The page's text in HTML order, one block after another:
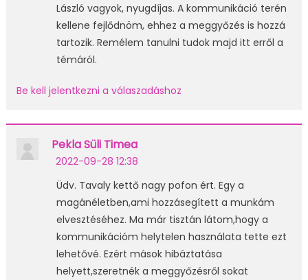
László vagyok, nyugdíjas. A kommunikáció terén
kellene fejlődnöm, ehhez a meggyőzés is hozzá
tartozik. Remélem tanulni tudok majd itt erről a
témáról.
Be kell jelentkezni a válaszadáshoz
Pekla Süli Timea
2022-09-28 12:38
Üdv. Tavaly kettő nagy pofon ért. Egy a
magánéletben,ami hozzásegített a munkám
elvesztéséhez. Ma már tisztán látom,hogy a
kommunikációm helytelen használata tette ezt
lehetővé. Ezért mások hibáztatása
helyett,szeretnék a meggyőzésről sokat